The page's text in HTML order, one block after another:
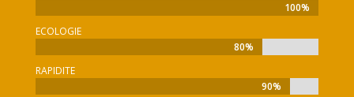
100%
100%
ECOLOGIE
80%
80%
RAPIDITE
90%
90%